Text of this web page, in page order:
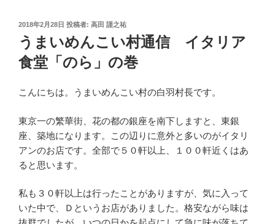
投
稿
日:
2018年2月28日 投稿者: 高田 謹之祐
うまいめんこい村通信 イタリア
食堂「のら」の巻
こんにちは。うまいめんこい村の白羽村長です。
東京一の繁華街、花の都の銀座を南下しますと、東銀
座、築地になります。この辺りに意外と多いのがイタリ
アンのお店です。全部で５０軒以上、１００軒近くはあ
ると思います。
私も３０軒以上は行ったことがありますが、気に入って
いた中で、Ｄというお店がありました。格安ながら味は